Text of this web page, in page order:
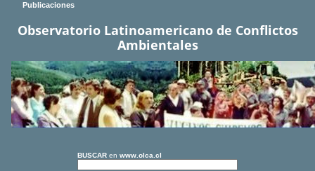
Publicaciones
Observatorio Latinoamericano de Conflictos
Ambientales
BUSCAR en www.olca.cl